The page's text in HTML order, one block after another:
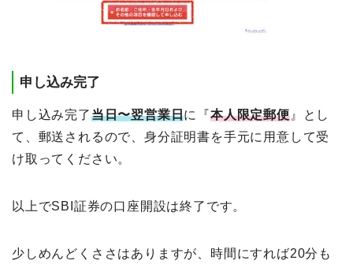
申し込み完了
申し込み完了当日〜翌営業日に『本人限定郵便』とし
て、郵送されるので、身分証明書を手元に用意して受
け取ってください。
以上でSBI証券の口座開設は終了です。
少しめんどくささはありますが、時間にすれば20分も